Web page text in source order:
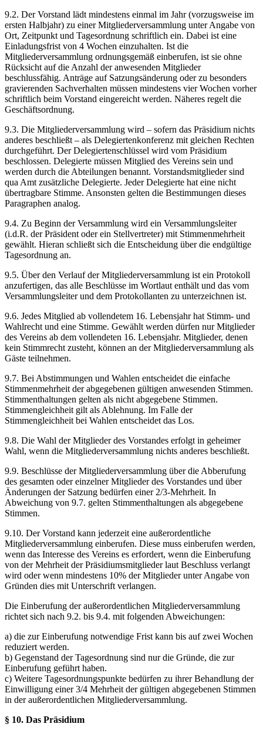
9.2. Der Vorstand lädt mindestens einmal im Jahr (vorzugsweise im
ersten Halbjahr) zu einer Mitgliederversammlung unter Angabe von
Ort, Zeitpunkt und Tagesordnung schriftlich ein. Dabei ist eine
Einladungsfrist von 4 Wochen einzuhalten. Ist die
Mitgliederversammlung ordnungsgemäß einberufen, ist sie ohne
Rücksicht auf die Anzahl der anwesenden Mitglieder
beschlussfähig. Anträge auf Satzungsänderung oder zu besonders
gravierenden Sachverhalten müssen mindestens vier Wochen vorher
schriftlich beim Vorstand eingereicht werden. Näheres regelt die
Geschäftsordnung.
9.3. Die Mitgliederversammlung wird – sofern das Präsidium nichts
anderes beschließt – als Delegiertenkonferenz mit gleichen Rechten
durchgeführt. Der Delegiertenschlüssel wird vom Präsidium
beschlossen. Delegierte müssen Mitglied des Vereins sein und
werden durch die Abteilungen benannt. Vorstandsmitglieder sind
qua Amt zusätzliche Delegierte. Jeder Delegierte hat eine nicht
übertragbare Stimme. Ansonsten gelten die Bestimmungen dieses
Paragraphen analog.
9.4. Zu Beginn der Versammlung wird ein Versammlungsleiter
(i.d.R. der Präsident oder ein Stellvertreter) mit Stimmenmehrheit
gewählt. Hieran schließt sich die Entscheidung über die endgültige
Tagesordnung an.
9.5. Über den Verlauf der Mitgliederversammlung ist ein Protokoll
anzufertigen, das alle Beschlüsse im Wortlaut enthält und das vom
Versammlungsleiter und dem Protokollanten zu unterzeichnen ist.
9.6. Jedes Mitglied ab vollendetem 16. Lebensjahr hat Stimm- und
Wahlrecht und eine Stimme. Gewählt werden dürfen nur Mitglieder
des Vereins ab dem vollendeten 16. Lebensjahr. Mitglieder, denen
kein Stimmrecht zusteht, können an der Mitgliederversammlung als
Gäste teilnehmen.
9.7. Bei Abstimmungen und Wahlen entscheidet die einfache
Stimmenmehrheit der abgegebenen gültigen anwesenden Stimmen.
Stimmenthaltungen gelten als nicht abgegebene Stimmen.
Stimmengleichheit gilt als Ablehnung. Im Falle der
Stimmengleichheit bei Wahlen entscheidet das Los.
9.8. Die Wahl der Mitglieder des Vorstandes erfolgt in geheimer
Wahl, wenn die Mitgliederversammlung nichts anderes beschließt.
9.9. Beschlüsse der Mitgliederversammlung über die Abberufung
des gesamten oder einzelner Mitglieder des Vorstandes und über
Änderungen der Satzung bedürfen einer 2/3-Mehrheit. In
Abweichung von 9.7. gelten Stimmenthaltungen als abgegebene
Stimmen.
9.10. Der Vorstand kann jederzeit eine außerordentliche
Mitgliederversammlung einberufen. Diese muss einberufen werden,
wenn das Interesse des Vereins es erfordert, wenn die Einberufung
von der Mehrheit der Präsidiumsmitglieder laut Beschluss verlangt
wird oder wenn mindestens 10% der Mitglieder unter Angabe von
Gründen dies mit Unterschrift verlangen.
Die Einberufung der außerordentlichen Mitgliederversammlung
richtet sich nach 9.2. bis 9.4. mit folgenden Abweichungen:
a) die zur Einberufung notwendige Frist kann bis auf zwei Wochen
reduziert werden.
b) Gegenstand der Tagesordnung sind nur die Gründe, die zur
Einberufung geführt haben.
c) Weitere Tagesordnungspunkte bedürfen zu ihrer Behandlung der
Einwilligung einer 3/4 Mehrheit der gültigen abgegebenen Stimmen
in der außerordentlichen Mitgliederversammlung.
§ 10. Das Präsidium